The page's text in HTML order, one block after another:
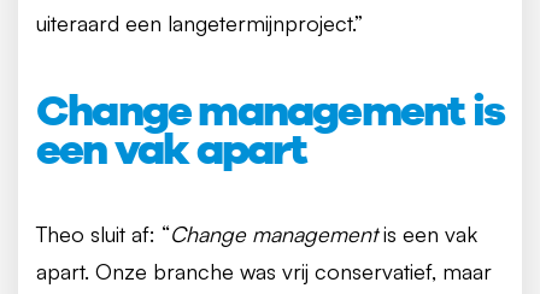
uiteraard een langetermijnproject.”
Change management is
een vak apart
Theo sluit af: “Change managementis een vak
apart. Onze branche was vrij conservatief, maar